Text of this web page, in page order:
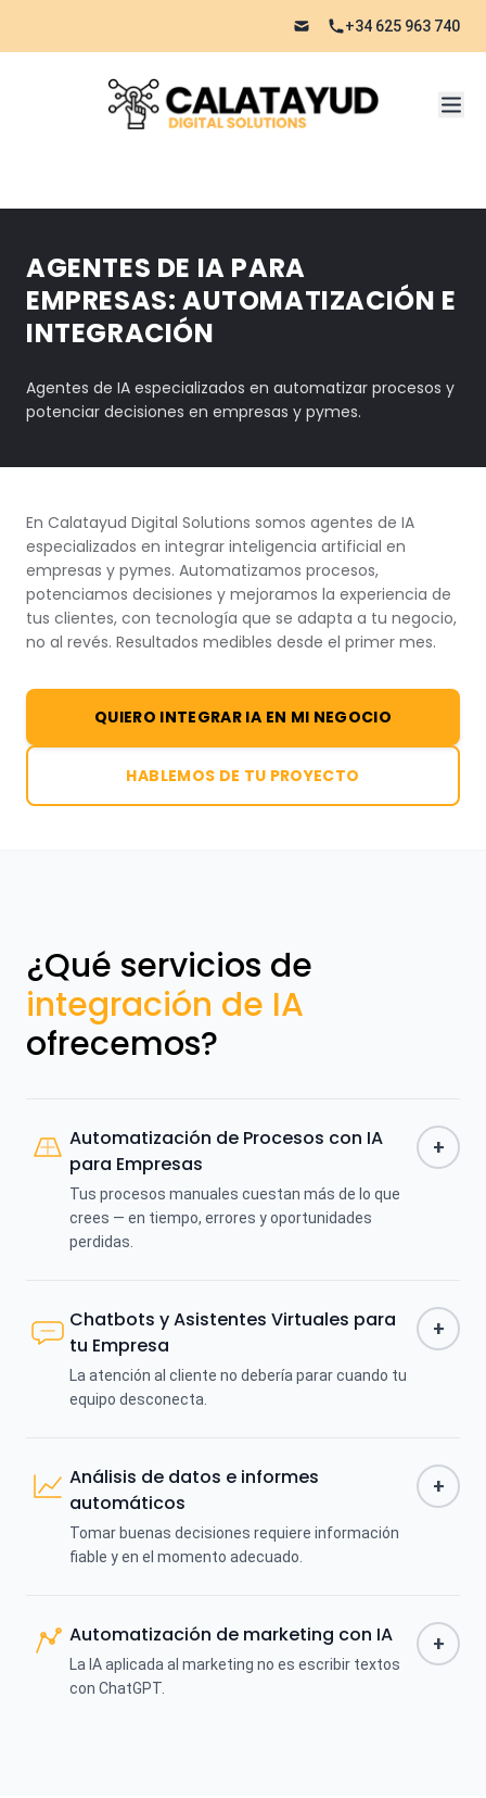
+34 625 963 740
AGENTES DE IA PARA
EMPRESAS: AUTOMATIZACIÓN E
INTEGRACIÓN
Agentes de IA especializados en automatizar procesos y
potenciar decisiones en empresas y pymes.
En Calatayud Digital Solutions somos agentes de IA
especializados en integrar inteligencia artificial en
empresas y pymes. Automatizamos procesos,
potenciamos decisiones y mejoramos la experiencia de
tus clientes, con tecnología que se adapta a tu negocio,
no al revés. Resultados medibles desde el primer mes.
QUIERO INTEGRAR IA EN MI NEGOCIO
HABLEMOS DE TU PROYECTO
¿Qué servicios de
integración de IA
ofrecemos?
Automatización de Procesos con IA
para Empresas
Tus procesos manuales cuestan más de lo que
crees — en tiempo, errores y oportunidades
perdidas.
+
Chatbots y Asistentes Virtuales para
tu Empresa
La atención al cliente no debería parar cuando tu
equipo desconecta.
+
Análisis de datos e informes
automáticos
Tomar buenas decisiones requiere información
fiable y en el momento adecuado.
+
Automatización de marketing con IA
La IA aplicada al marketing no es escribir textos
con ChatGPT.
+